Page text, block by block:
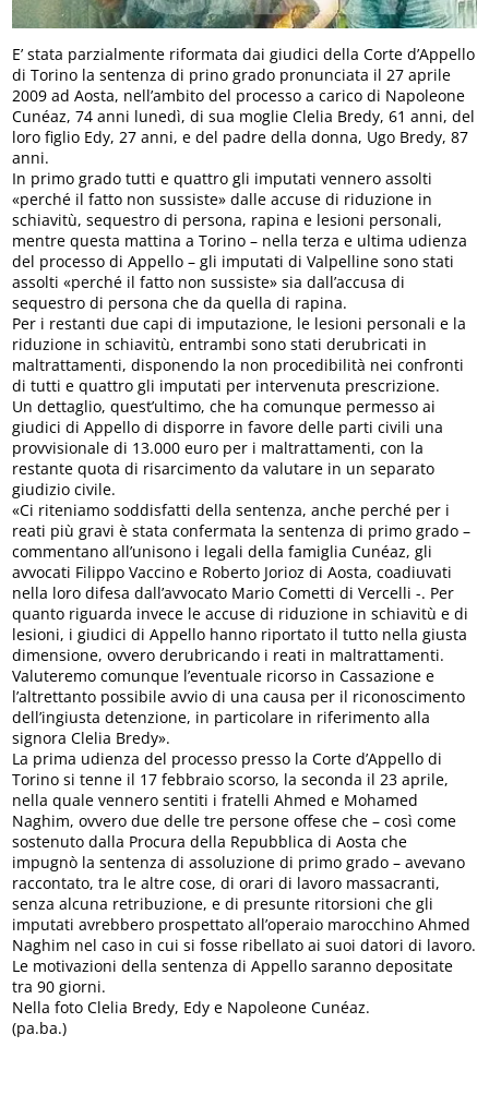
E’ stata parzialmente riformata dai giudici della Corte d’Appello
di Torino la sentenza di prino grado pronunciata il 27 aprile
2009 ad Aosta, nell’ambito del processo a carico di Napoleone
Cunéaz, 74 anni lunedì, di sua moglie Clelia Bredy, 61 anni, del
loro figlio Edy, 27 anni, e del padre della donna, Ugo Bredy, 87
anni.
In primo grado tutti e quattro gli imputati vennero assolti
«perché il fatto non sussiste» dalle accuse di riduzione in
schiavitù, sequestro di persona, rapina e lesioni personali,
mentre questa mattina a Torino – nella terza e ultima udienza
del processo di Appello – gli imputati di Valpelline sono stati
assolti «perché il fatto non sussiste» sia dall’accusa di
sequestro di persona che da quella di rapina.
Per i restanti due capi di imputazione, le lesioni personali e la
riduzione in schiavitù, entrambi sono stati derubricati in
maltrattamenti, disponendo la non procedibilità nei confronti
di tutti e quattro gli imputati per intervenuta prescrizione.
Un dettaglio, quest’ultimo, che ha comunque permesso ai
giudici di Appello di disporre in favore delle parti civili una
provvisionale di 13.000 euro per i maltrattamenti, con la
restante quota di risarcimento da valutare in un separato
giudizio civile.
«Ci riteniamo soddisfatti della sentenza, anche perché per i
reati più gravi è stata confermata la sentenza di primo grado –
commentano all’unisono i legali della famiglia Cunéaz, gli
avvocati Filippo Vaccino e Roberto Jorioz di Aosta, coadiuvati
nella loro difesa dall’avvocato Mario Cometti di Vercelli -. Per
quanto riguarda invece le accuse di riduzione in schiavitù e di
lesioni, i giudici di Appello hanno riportato il tutto nella giusta
dimensione, ovvero derubricando i reati in maltrattamenti.
Valuteremo comunque l’eventuale ricorso in Cassazione e
l’altrettanto possibile avvio di una causa per il riconoscimento
dell’ingiusta detenzione, in particolare in riferimento alla
signora Clelia Bredy».
La prima udienza del processo presso la Corte d’Appello di
Torino si tenne il 17 febbraio scorso, la seconda il 23 aprile,
nella quale vennero sentiti i fratelli Ahmed e Mohamed
Naghim, ovvero due delle tre persone offese che – così come
sostenuto dalla Procura della Repubblica di Aosta che
impugnò la sentenza di assoluzione di primo grado – avevano
raccontato, tra le altre cose, di orari di lavoro massacranti,
senza alcuna retribuzione, e di presunte ritorsioni che gli
imputati avrebbero prospettato all’operaio marocchino Ahmed
Naghim nel caso in cui si fosse ribellato ai suoi datori di lavoro.
Le motivazioni della sentenza di Appello saranno depositate
tra 90 giorni.
Nella foto Clelia Bredy, Edy e Napoleone Cunéaz.
(pa.ba.)